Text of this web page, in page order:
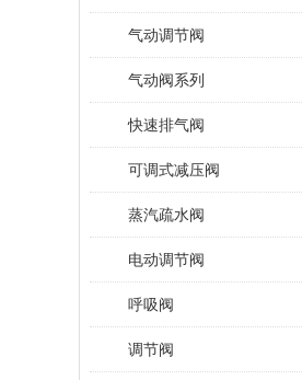
气动调节阀
气动阀系列
快速排气阀
可调式减压阀
蒸汽疏水阀
电动调节阀
呼吸阀
调节阀